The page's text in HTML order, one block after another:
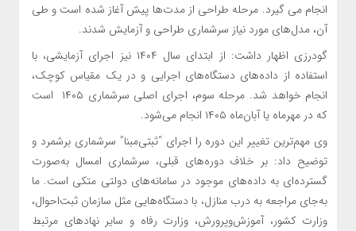
انجام می گیرد. مرحله طراحی از مدت‌ها پیش آغاز شده است و طی
آن، مدل‌های مورد نیاز سرشماری طراحی و آزمایش شدند.
گودرزی اظهار داشت: از ابتدای سال ۱۴۰۴ نیز اجرای آزمایشی، با
استفاده از داده‌های دستگاه‌های اجرایی و در یک مقیاس کوچک،
انجام خواهد شد. مرحله سوم، اجرای اصلی سرشماری ۱۴۰۵ است
که در مهرماه یا آبان‌ماه ۱۴۰۵ انجام می‌شود.
وی مهم‌ترین تغییر این دوره را اجرای “ثبتی‌مبنا” سرشماری برشمرد و
توضیح داد: بر خلاف دوره‌های قبلی، سرشماری امسال به‌صورت
گسترده‌ای به داده‌های موجود در سامانه‌های دولتی متکی است. ما
به‌جای مراجعه به درب منازل، با دستگاه‌هایی مثل سازمان ثبت‌احوال،
وزارت کشور، آموزش‌وپرورش، وزارت رفاه و سایر نهادهای مرتبط